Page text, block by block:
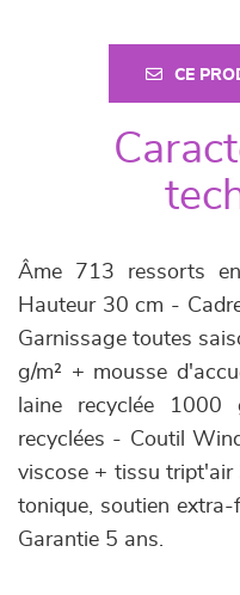
CE
Âme 713 ressorts
Hauteur 30 cm -
Garnissage toutes
g/m² + mousse
laine recyclée
recyclées - Coutil
viscose + tissu tript'air
tonique, soutien
Garantie 5 ans.